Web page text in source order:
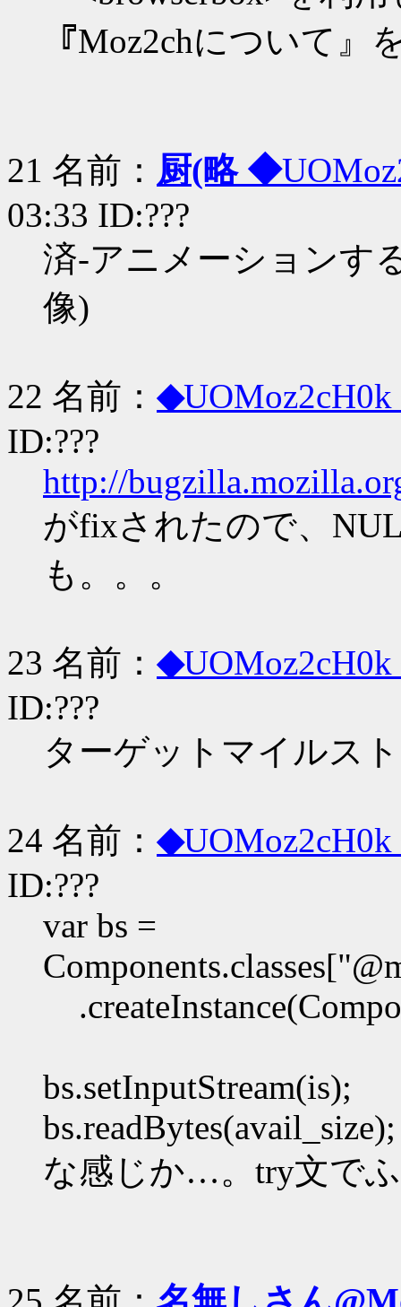
『Moz2chについて』
21 名前： 厨(略 ◆
03:33 ID:???
済-アニメーションす
像)
22 名前： ◆UOMoz2cH0k
ID:???
http://
がfixされたので、
も。。。
23 名前： ◆UOMoz2cH0k
ID:???
ターゲットマイルス
24 名前： ◆UOMoz2cH0k
ID:???
var bs =
bs.setInputStream(is);
bs.readBytes(avail_size);
な感じか…。try文で